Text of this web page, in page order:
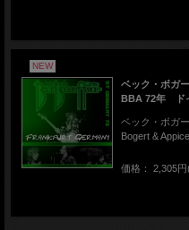
NEW
ベック・ボガ
BBA 72年 ド
ベック・ボガ
Bogert &
価格： 2,305